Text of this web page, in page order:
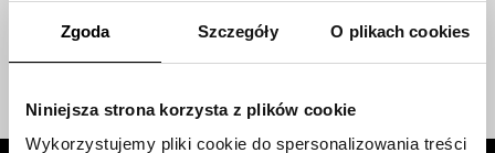
Zgoda Szczegóły O plikach cookies
Niniejsza strona korzysta z plików cookie
Wykorzystujemy pliki cookie do spersonalizowania treści
wiadomości SMS.
Wyślij